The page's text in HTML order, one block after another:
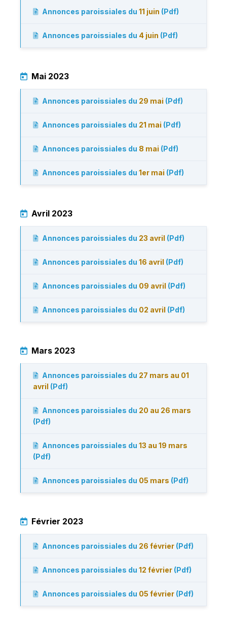
Annonces paroissiales du 11 juin (Pdf)
Annonces paroissiales du 4 juin (Pdf)
Mai 2023
Annonces paroissiales du 29 mai (Pdf)
Annonces paroissiales du 21 mai (Pdf)
Annonces paroissiales du 8 mai (Pdf)
Annonces paroissiales du 1er mai (Pdf)
Avril 2023
Annonces paroissiales du 23 avril (Pdf)
Annonces paroissiales du 16 avril (Pdf)
Annonces paroissiales du 09 avril (Pdf)
Annonces paroissiales du 02 avril (Pdf)
Mars 2023
Annonces paroissiales du 27 mars au 01
avril (Pdf)
Annonces paroissiales du 20 au 26 mars
(Pdf)
Annonces paroissiales du 13 au 19 mars
(Pdf)
Annonces paroissiales du 05 mars (Pdf)
Février 2023
Annonces paroissiales du 26 février (Pdf)
Annonces paroissiales du 12 février (Pdf)
Annonces paroissiales du 05 février (Pdf)